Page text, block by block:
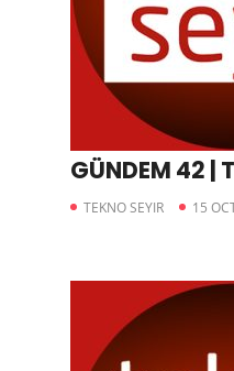
GÜNDEM 42 |
TEKNO SEYIR 15